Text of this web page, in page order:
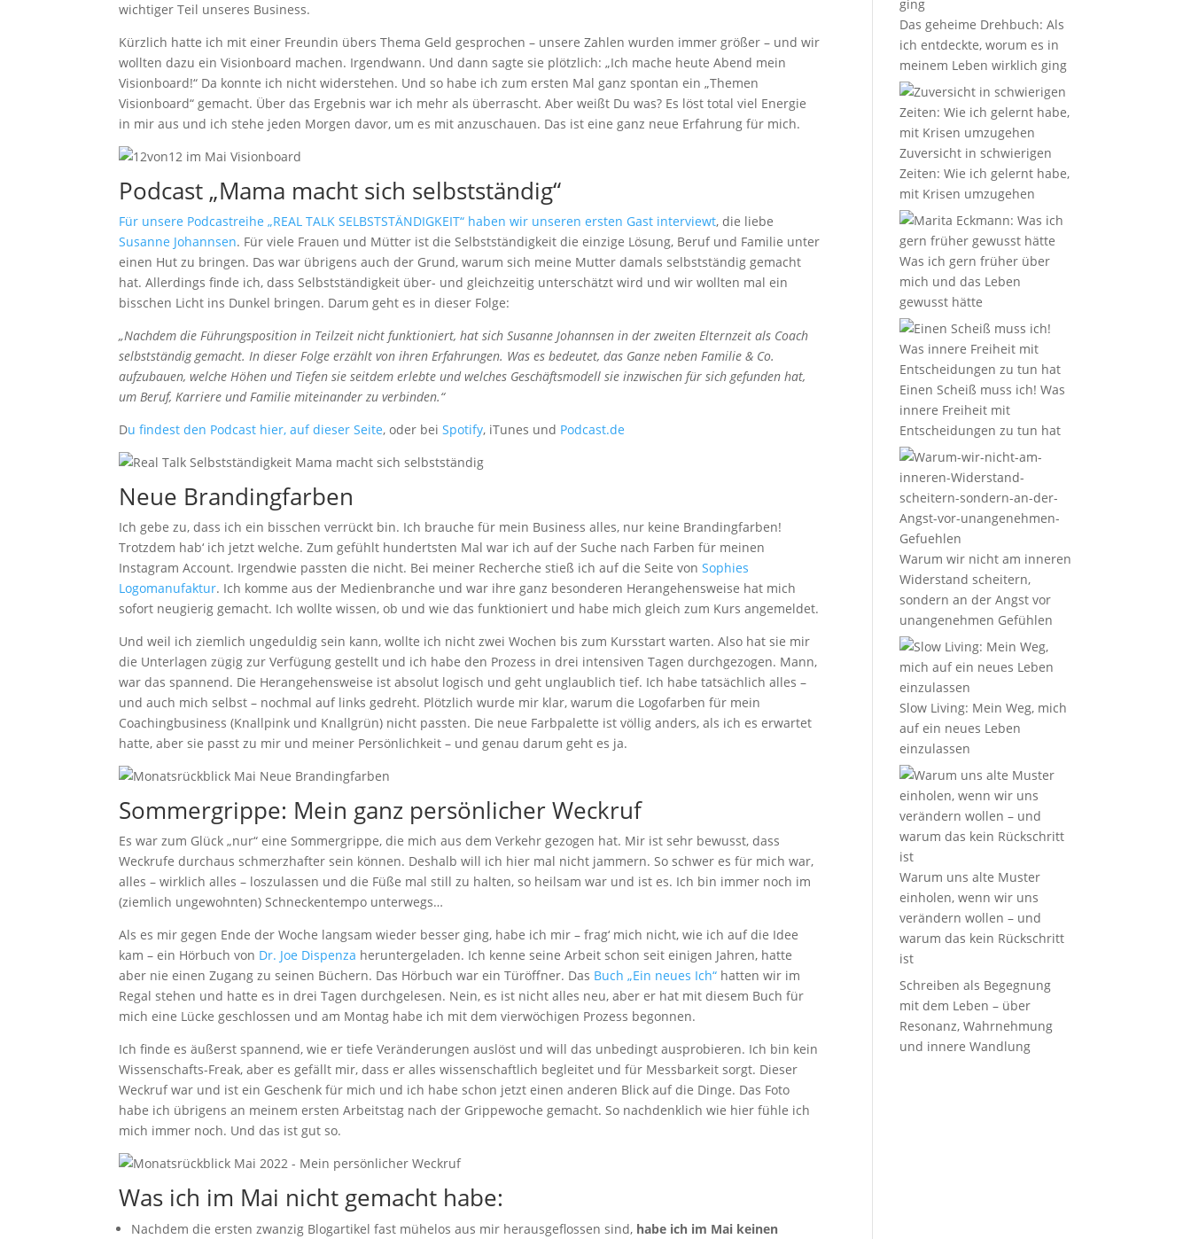
wichtiger Teil unseres Business.
Kürzlich hatte ich mit einer Freundin übers Thema Geld gesprochen – unsere Zahlen wurden immer größer – und wir
wollten dazu ein Visionboard machen. Irgendwann. Und dann sagte sie plötzlich: „Ich mache heute Abend mein
Visionboard!“ Da konnte ich nicht widerstehen. Und so habe ich zum ersten Mal ganz spontan ein „Themen
Visionboard“ gemacht. Über das Ergebnis war ich mehr als überrascht. Aber weißt Du was? Es löst total viel Energie
in mir aus und ich stehe jeden Morgen davor, um es mit anzuschauen. Das ist eine ganz neue Erfahrung für mich.
Podcast „Mama macht sich selbstständig“
Für unsere Podcastreihe „REAL TALK SELBSTSTÄNDIGKEIT“ haben wir unseren ersten Gast interviewt, die liebe
Susanne Johannsen. Für viele Frauen und Mütter ist die Selbstständigkeit die einzige Lösung, Beruf und Familie unter
einen Hut zu bringen. Das war übrigens auch der Grund, warum sich meine Mutter damals selbstständig gemacht
hat. Allerdings finde ich, dass Selbstständigkeit über- und gleichzeitig unterschätzt wird und wir wollten mal ein
bisschen Licht ins Dunkel bringen. Darum geht es in dieser Folge:
„Nachdem die Führungsposition in Teilzeit nicht funktioniert, hat sich Susanne Johannsen in der zweiten Elternzeit als Coach
selbstständig gemacht. In dieser Folge erzählt von ihren Erfahrungen. Was es bedeutet, das Ganze neben Familie & Co.
aufzubauen, welche Höhen und Tiefen sie seitdem erlebte und welches Geschäftsmodell sie inzwischen für sich gefunden hat,
um Beruf, Karriere und Familie miteinander zu verbinden.“
Du findest den Podcast hier, auf dieser Seite, oder beiSpotify, iTunes und Podcast.de
Neue Brandingfarben
Ich gebe zu, dass ich ein bisschen verrückt bin. Ich brauche für mein Business alles, nur keine Brandingfarben!
Trotzdem hab‘ ich jetzt welche. Zum gefühlt hundertsten Mal war ich auf der Suche nach Farben für meinen
Instagram Account. Irgendwie passten die nicht. Bei meiner Recherche stieß ich auf die Seite vonSophies
Logomanufaktur. Ich komme aus der Medienbranche und war ihre ganz besonderen Herangehensweise hat mich
sofort neugierig gemacht. Ich wollte wissen, ob und wie das funktioniert und habe mich gleich zum Kurs angemeldet.
Und weil ich ziemlich ungeduldig sein kann, wollte ich nicht zwei Wochen bis zum Kursstart warten. Also hat sie mir
die Unterlagen zügig zur Verfügung gestellt und ich habe den Prozess in drei intensiven Tagen durchgezogen. Mann,
war das spannend. Die Herangehensweise ist absolut logisch und geht unglaublich tief. Ich habe tatsächlich alles –
und auch mich selbst – nochmal auf links gedreht. Plötzlich wurde mir klar, warum die Logofarben für mein
Coachingbusiness (Knallpink und Knallgrün) nicht passten. Die neue Farbpalette ist völlig anders, als ich es erwartet
hatte, aber sie passt zu mir und meiner Persönlichkeit – und genau darum geht es ja.
Sommergrippe: Mein ganz persönlicher Weckruf
Es war zum Glück „nur“ eine Sommergrippe, die mich aus dem Verkehr gezogen hat. Mir ist sehr bewusst, dass
Weckrufe durchaus schmerzhafter sein können. Deshalb will ich hier mal nicht jammern. So schwer es für mich war,
alles – wirklich alles – loszulassen und die Füße mal still zu halten, so heilsam war und ist es. Ich bin immer noch im
(ziemlich ungewohnten) Schneckentempo unterwegs…
Als es mir gegen Ende der Woche langsam wieder besser ging, habe ich mir – frag‘ mich nicht, wie ich auf die Idee
kam – ein Hörbuch von Dr. Joe Dispenza heruntergeladen. Ich kenne seine Arbeit schon seit einigen Jahren, hatte
aber nie einen Zugang zu seinen Büchern. Das Hörbuch war ein Türöffner. Das Buch „Ein neues Ich“ hatten wir im
Regal stehen und hatte es in drei Tagen durchgelesen. Nein, es ist nicht alles neu, aber er hat mit diesem Buch für
mich eine Lücke geschlossen und am Montag habe ich mit dem vierwöchigen Prozess begonnen.
Ich finde es äußerst spannend, wie er tiefe Veränderungen auslöst und will das unbedingt ausprobieren. Ich bin kein
Wissenschafts-Freak, aber es gefällt mir, dass er alles wissenschaftlich begleitet und für Messbarkeit sorgt. Dieser
Weckruf war und ist ein Geschenk für mich und ich habe schon jetzt einen anderen Blick auf die Dinge. Das Foto
habe ich übrigens an meinem ersten Arbeitstag nach der Grippewoche gemacht. So nachdenklich wie hier fühle ich
mich immer noch. Und das ist gut so.
Was ich im Mai nicht gemacht habe:
Nachdem die ersten zwanzig Blogartikel fast mühelos aus mir herausgeflossen sind, habe ich im Mai keinen
Das geheime Drehbuch: Als
ich entdeckte, worum es in
meinem Leben wirklich ging
Zuversicht in schwierigen
Zeiten: Wie ich gelernt habe,
mit Krisen umzugehen
Was ich gern früher über
mich und das Leben
gewusst hätte
Einen Scheiß muss ich! Was
innere Freiheit mit
Entscheidungen zu tun hat
Warum wir nicht am inneren
Widerstand scheitern,
sondern an der Angst vor
unangenehmen Gefühlen
Slow Living: Mein Weg, mich
auf ein neues Leben
einzulassen
Warum uns alte Muster
einholen, wenn wir uns
verändern wollen – und
warum das kein Rückschritt
ist
Schreiben als Begegnung
mit dem Leben – über
Resonanz, Wahrnehmung
und innere Wandlung